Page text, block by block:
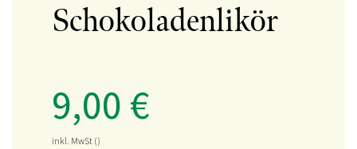
Schokoladenlikör
9,00€
inkl. MwSt()